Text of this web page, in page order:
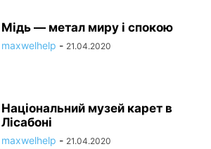
Мідь — метал миру і спокою
maxwelhelp - 21.04.2020
Національний музей карет в
Лісабоні
maxwelhelp - 21.04.2020